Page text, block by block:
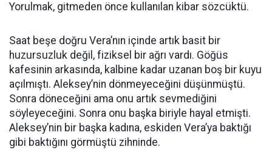
Yorulmak, gitmeden önce kullanılan kibar sözcüktü.
Saat beşe doğru Vera’nın içinde artık basit bir
huzursuzluk değil, fiziksel bir ağrı vardı. Göğüs
kafesinin arkasında, kalbine kadar uzanan boş bir kuyu
açılmıştı. Aleksey’nin dönmeyeceğini düşünmüştü.
Sonra döneceğini ama onu artık sevmediğini
söyleyeceğini. Sonra onu başka biriyle hayal etmişti.
Aleksey’nin bir başka kadına, eskiden Vera’ya baktığı
gibi baktığını görmüştü zihninde.